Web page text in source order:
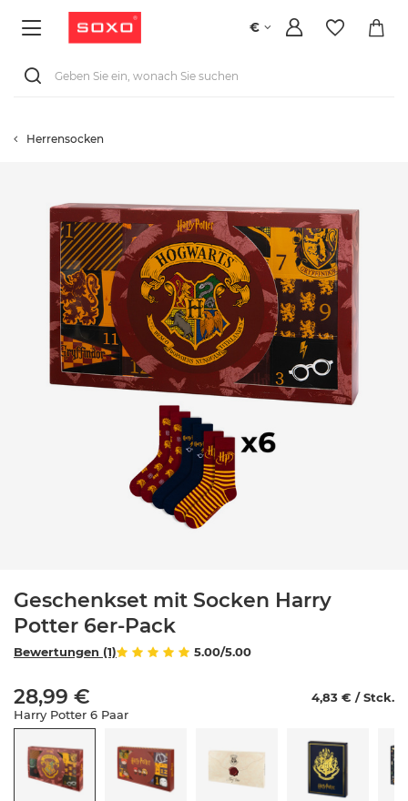
€
Herrensocken
Geschenkset mit Socken Harry
Potter 6er-Pack
5.00/5.00
Bewertungen (1)
28,99 €
4,83 € / Stck.
Harry Potter 6 Paar